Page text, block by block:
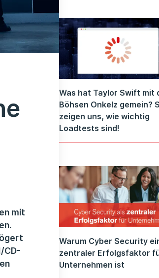
mit
CD-
Was hat Taylor Swift mit
Böhsen Onkelz gemein?
zeigen uns, wie wichtig
Loadtests sind!
Warum Cyber Security
zentraler Erfolgsfaktor
Unternehmen ist